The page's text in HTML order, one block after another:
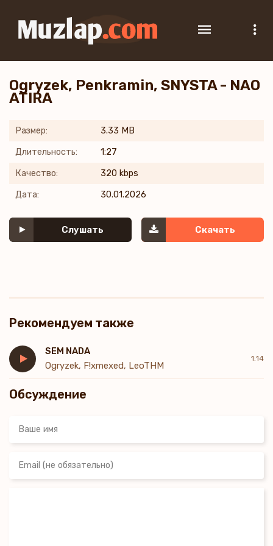
Ogryzek, Penkramin, SNYSTA - NAO
ATIRA
Размер: 3.33 MB
Длительность: 1:27
Качество: 320 kbps
Дата: 30.01.2026
Слушать Скачать
Рекомендуем также
SEM NADA
Ogryzek, F!xmexed, LeoTHM
1:14
Обсуждение